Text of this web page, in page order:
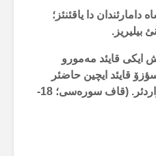
دامارئندان دا یاقئنئز؛
بیلیریز.
ایکی قایئد مەمورو
قایئد ایچین حاضئر
بکلەین بیر گؤزجۆ موطلاقا واردئر. (قاف سورەسی؛ 18-